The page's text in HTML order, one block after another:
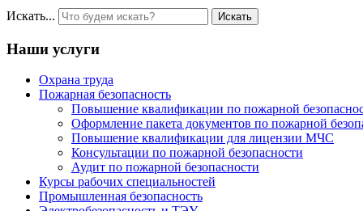
Искать... Искать
Наши услуги
Охрана труда
Пожарная безопасность
Повышение квалификации по пожарной
Оформление пакета документов по пожарной
Повышение квалификации для лицензии МЧС
Консультации по пожарной безопасности
Аудит по пожарной безопасности
Курсы рабочих специальностей
Промышленная безопасность